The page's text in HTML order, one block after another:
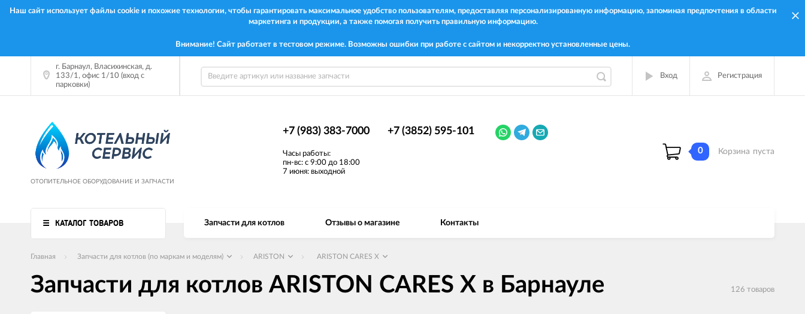
Наш сайт использует файлы cookie и похожие технологии, чтобы гарантировать максимальное удобство пользователям, предоставляя персонализированную информацию, запоминая предпочтения в области
маркетинга и продукции, а также помогая получить правильную информацию.
Внимание! Сайт работает в тестовом режиме. Возможны ошибки при работе с сайтом и некорректно установленные цены.
г. Барнаул, Власихинская, д.
133/1, офис 1/10 (вход с
парковки)
Вход Регистрация
ОТОПИТЕЛЬНОЕ ОБОРУДОВАНИЕ И ЗАПЧАСТИ
+7 (983) 383-7000 +7 (3852) 595-101
Часы работы:
пн-вс: с 9:00 до 18:00
7 июня: выходной
0 Корзина пуста
КАТАЛОГ ТОВАРОВ Запчасти для котлов Отзывы о магазине Контакты
Главная Запчасти для котлов (по маркам и моделям) ARISTON ARISTON CARES X
Запчасти для котлов ARISTON CARES X в Барнауле 126 товаров